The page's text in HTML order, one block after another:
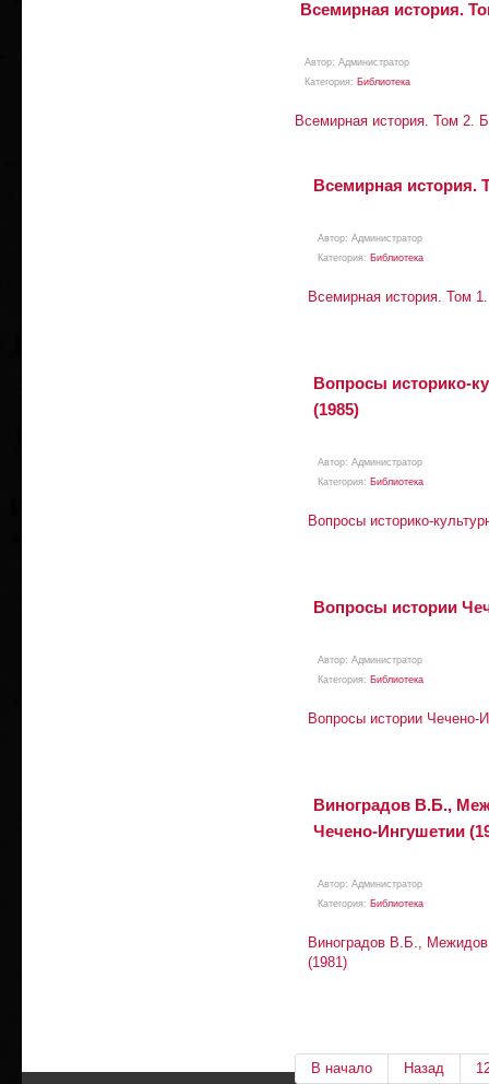
Всемирная история.
Автор: Aдминистратор
Категория: Библиотека
Всемирная история. Том 2.
Всемирная история.
Автор: Aдминистратор
Категория: Библиотека
Всемирная история. Том
Вопросы историко-
(1985)
Автор: Aдминистратор
Категория: Библиотека
Вопросы историко-
Вопросы истории
Автор: Aдминистратор
Категория: Библиотека
Вопросы истории Чечено-
Виноградов В.Б.,
Чечено-Ингушетии
Автор: Aдминистратор
Категория: Библиотека
Виноградов В.Б.,
(1981)
В начало Назад